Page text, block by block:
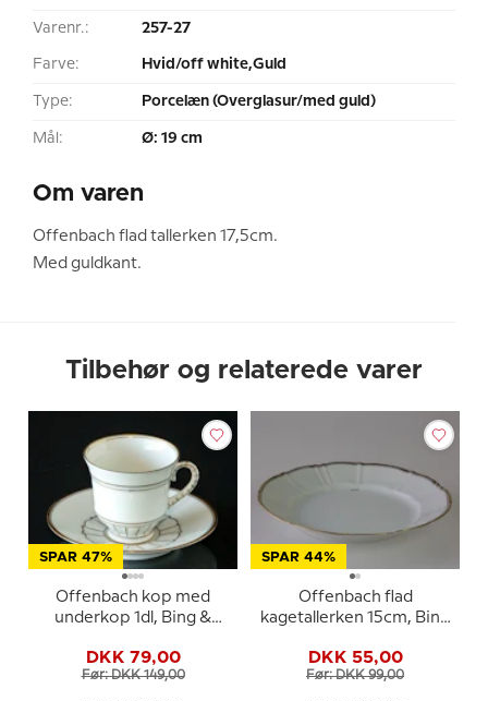
Varenr.: 257-27
Farve: Hvid/off white,Guld
Type: Porcelæn (Overglasur/med guld)
Mål: Ø: 19 cm
Om varen
Offenbach flad tallerken 17,5cm.
Med guldkant.
Tilbehør og relaterede varer
SPAR 47%
Offenbach kop med
underkop 1dl, Bing &
102
DKK 79,00
Før: DKK 149,00
SPAR 44%
Offenbach flad
kagetallerken 15cm, Bing
28A
DKK 55,00
Før: DKK 99,00